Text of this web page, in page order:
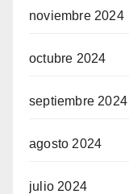
noviembre 2024
octubre 2024
septiembre 2024
agosto 2024
julio 2024